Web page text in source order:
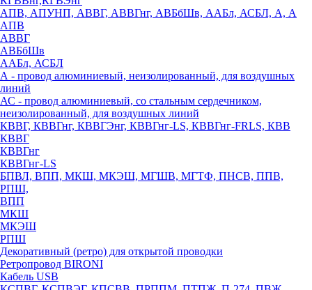
АПВ, АПУНП, АВВГ, АВВГнг, АВБбШв, ААБл, АСБЛ, А, А
АПВ
АВВГ
АВБбШв
ААБл, АСБЛ
А - провод алюминиевый, неизолированный, для воздушных
линий
АС - провод алюминиевый, со стальным сердечником,
неизолированный, для воздушных линий
КВВГ, КВВГнг, КВВГЭнг, КВВГнг-LS, КВВГнг-FRLS, КВВ
КВВГ
КВВГнг
КВВГнг-LS
БПВЛ, ВПП, МКШ, МКЭШ, МГШВ, МГТФ, ПНСВ, ППВ,
РПШ,
ВПП
МКШ
МКЭШ
РПШ
Декоративный (ретро) для открытой проводки
Ретропровод BIRONI
Кабель USB